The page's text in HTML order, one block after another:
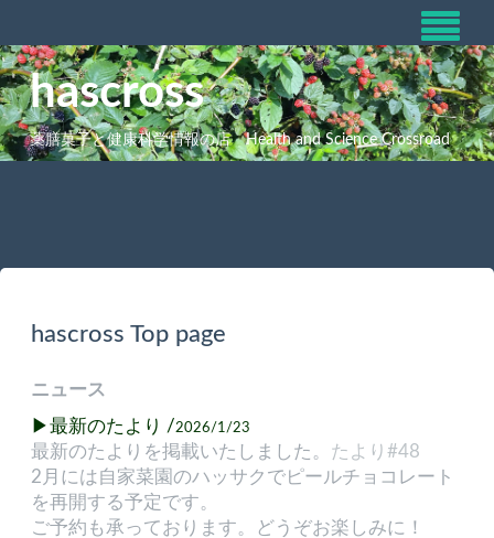
hascross
薬膳菓子と健康科学情報の店 Health and Science Crossroad
hascross Top page
ニュース
▶最新のたより /2026/1/23
最新のたよりを掲載いたしました。 たより#48
2月には自家菜園のハッサクでピールチョコレート
を再開する予定です。
ご予約も承っております。どうぞお楽しみに！